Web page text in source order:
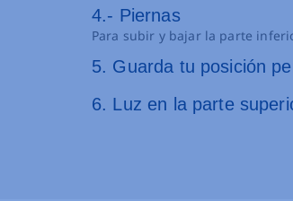
4.- Piernas
Para subir y bajar la parte
5. Guarda tu posición
6. Luz en la parte